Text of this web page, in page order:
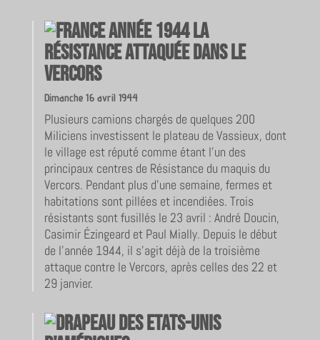
La
Résistance attaquée dans le
Vercors
Dimanche 16 avril 1944
Plusieurs camions chargés de quelques 200
Miliciens investissent le plateau de Vassieux, dont
le village est réputé comme étant l’un des
principaux centres de Résistance du maquis du
Vercors. Pendant plus d’une semaine, fermes et
habitations sont pillées et incendiées. Trois
résistants sont fusillés le 23 avril : André Doucin,
Casimir Ézingeard et Paul Mially. Depuis le début
de l’année 1944, il s’agit déjà de la troisième
attaque contre le Vercors, après celles des 22 et
29 janvier.